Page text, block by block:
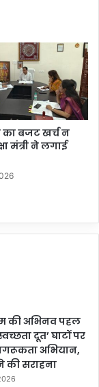
का बजट खर्च न
मंत्री ने लगाई
की अभिनव पहल
दूत’ घाटों पर
अभियान,
की सराहना